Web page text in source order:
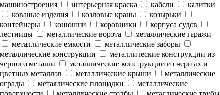
машиностроения
интерьерная краска кабели
калитки
кованые изделия
козловые краны
козырьки
контейнеры
конюшни коровники
корпуса судов
лестницы
металлические ворота
металлические гаражи
металлические емкости
металлические заборы
металлические конструкции
металлические конструкции из
черного металла
металлические конструкции из черных и
цветных металлов
металлические крыши
металлические
ограды
металлические площадки
металлические
поверхности
металлические столбы металлические трубы